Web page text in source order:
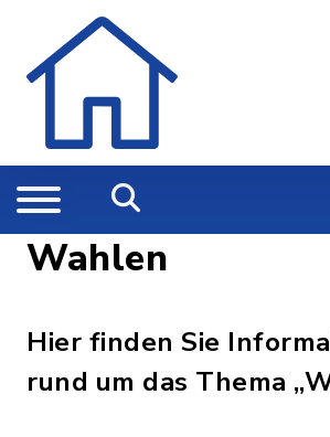
Wahlen
Hier finden Sie
rund um das Thema